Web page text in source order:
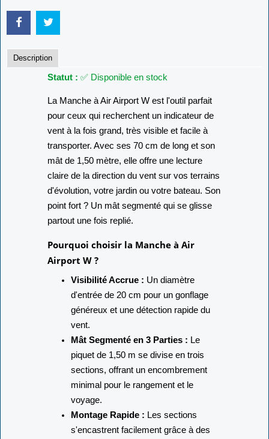
Description
Statut : ✅ Disponible en stock
La Manche à Air Airport W est l'outil parfait
pour ceux qui recherchent un indicateur de
vent à la fois grand, très visible et facile à
transporter. Avec ses 70 cm de long et son
mât de 1,50 mètre, elle offre une lecture
claire de la direction du vent sur vos terrains
d'évolution, votre jardin ou votre bateau. Son
point fort ? Un mât segmenté qui se glisse
partout une fois replié.
Pourquoi choisir la Manche à Air
Airport W ?
Visibilité Accrue : Un diamètre
d'entrée de 20 cm pour un gonflage
généreux et une détection rapide du
vent.
Mât Segmenté en 3 Parties : Le
piquet de 1,50 m se divise en trois
sections, offrant un encombrement
minimal pour le rangement et le
voyage.
Montage Rapide : Les sections
s'encastrent facilement grâce à des